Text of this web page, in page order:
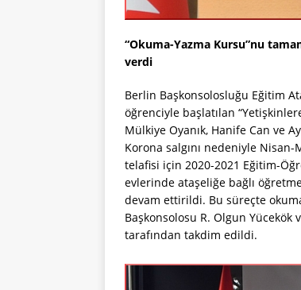
“Okuma-Yazma Kursu”nu
verdi
Berlin Başkonsolosluğu Eğitim
öğrenciyle başlatılan
Mülkiye Oyanık, Hanife Can ve
Korona salgını nedeniyle
telafisi için 2020-2021 Eğitim-
evlerinde ataşeliğe bağlı
devam ettirildi. Bu süreçte
Başkonsolosu R. Olgun Yücekök
tarafından takdim edildi.